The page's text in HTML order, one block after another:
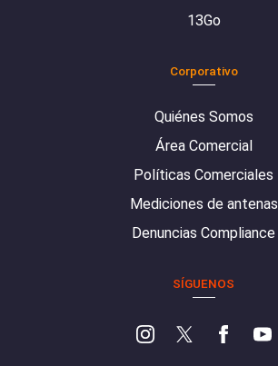
13Go
Corporativo
Quiénes Somos
Área Comercial
Políticas Comerciales
Mediciones de antenas
Denuncias Compliance
SÍGUENOS